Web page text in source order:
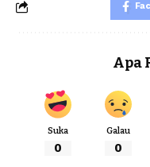
Apa
Suka
0
Galau
0